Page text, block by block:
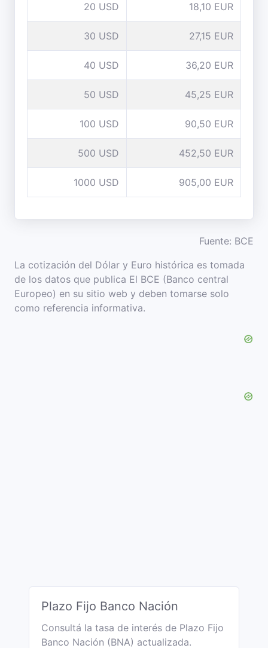
20 USD 18,10 EUR
30 USD 27,15 EUR
40 USD 36,20 EUR
50 USD 45,25 EUR
100 USD 90,50 EUR
500 USD 452,50 EUR
1000 USD 905,00 EUR
Fuente: BCE
La cotización del Dólar y Euro histórica es tomada
de los datos que publica El BCE (Banco central
Europeo) en su sitio web y deben tomarse solo
como referencia informativa.
Plazo Fijo Banco Nación
Consultá la tasa de interés de Plazo Fijo
Banco Nación (BNA) actualizada.